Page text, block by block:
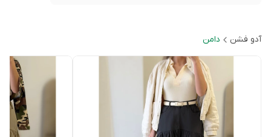
آدو فشن دامن